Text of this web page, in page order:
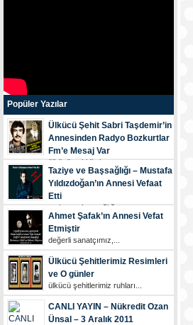
Popüler Yazılar
Ülkücü Şehit Sabri Taşdemir’in
Annesinden Radyo Bozkurtlar
Fm’e Mesaj Var
ülkücü şehi̇di̇mi̇z...
Taziye ve Başsağlığı – Mustafa
Yıldızdoğan’ın Annesi Vefaat
Etti
tazi̇ye ve başsağliği...
Ahmet Şafak’ın Annesi Vefat
Etmiştir
değerli sanatçımız,...
Ülkücü Şehitlerimiz Resimleri
ve O günler
ülkücü şehi̇tleri̇mi̇z ruhları...
CANLI YAYIN – Nükredit Ozan
Ünsal – 3 Aralık 2011